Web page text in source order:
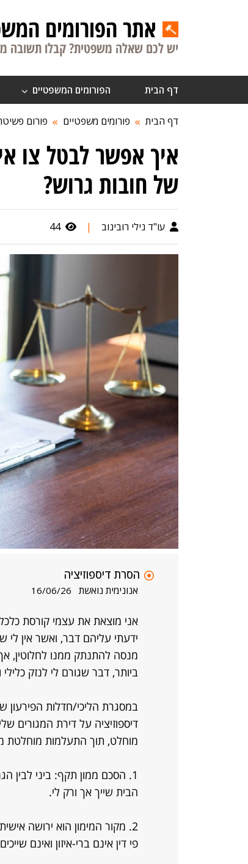
אתר הפורומים
יש לכם שאלה משפטית? קבלו תשובה
דף הבית הפורומים המשפטיים
דף הבית פורומים משפטיים פורום
איך אפשר לבטל צו
של חובות גרוש?
עו"ד נילי רובינוב |
44
הסרת דיספוזיציה
אנונימית נואשת 16/06/26
אני מוצאת את עצמי קורסת
ידעתי עליהם דבר, ואשר אין לי
מנסה להתנתק ממנו לחלוטין, אך
ביותר, דבר שגורם לי לנזק
במסגרת הליכי/חדלות הפירעון
דיספוזיציה על דירת המגורים
מוחלט, תוך התעלמות מוחלטת
1. הסכם ממון תקף: ביני לבין
הבית שייך אך ורק לי.
2. מקור המימון הוא ירושה
פי דין אינם ברי-איזון ואינם